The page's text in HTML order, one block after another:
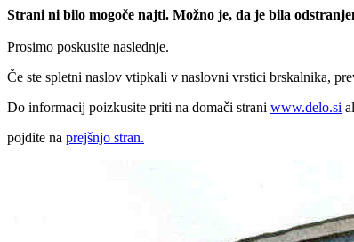
Strani ni bilo mogoče najti. Možno je, da je bila
Prosimo poskusite naslednje.
Če ste spletni naslov vtipkali v naslovni vrstici brskalnika,
Do informacij poizkusite priti na domači strani www.delo.si
pojdite na prejšnjo stran.